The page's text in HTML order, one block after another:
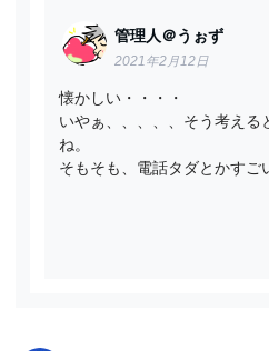
管理人＠うぉず
2021年2月12日
懐かしい・・・・
いやぁ、、、、、そう考える
ね。
そもそも、電話タダとかすご